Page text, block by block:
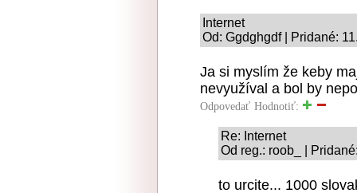
Internet
Od: Ggdghgdf | Pridané:
Ja si myslím že keby
nevyužíval a bol by
Odpovedať Hodnotiť:
Re: Internet
Od reg.: roob_ |
to urcite... 1000